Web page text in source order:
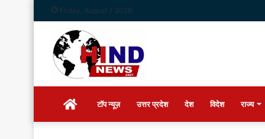
Friday, August 7 2026
Homeटॉप न्यूज़ उत्तर प्रदेश देश विदेश राज्य